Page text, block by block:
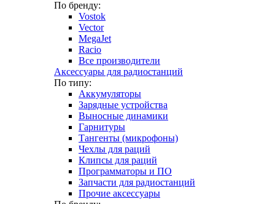
По бренду:
Vostok
Vector
MegaJet
Racio
Все производители
Аксессуары для радиостанций
По типу:
Аккумуляторы
Зарядные устройства
Выносные динамики
Гарнитуры
Тангенты (микрофоны)
Чехлы для раций
Клипсы для раций
Программаторы и ПО
Запчасти для радиостанций
Прочие аксессуары